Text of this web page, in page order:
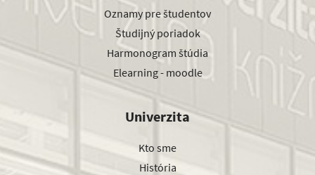
Oznamy pre študentov
Študijný poriadok
Harmonogram štúdia
Elearning - moodle
Univerzita
Kto sme
História